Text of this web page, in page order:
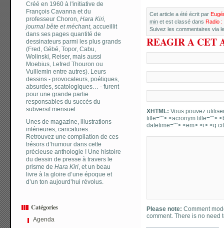
Créé en 1960 à l'initiative de
François Cavanna et du
professeur Choron, Hara Kiri,
journal bête et méchant, accueillit
dans ses pages quantité de
dessinateurs parmi les plus grands
(Fred, Gébé, Topor, Cabu,
Wolinski, Reiser, mais aussi
Moebius, Lefred Thouron ou
Vuillemin entre autres). Leurs
dessins - provocateurs, poétiques,
absurdes, scatologiques… - furent
pour une grande partie
responsables du succès du
subversif mensuel.
Unes de magazine, illustrations
intérieures, caricatures…
Retrouvez une compilation de ces
trésors d’humour dans cette
précieuse anthologie ! Une histoire
du dessin de presse à travers le
prisme de Hara Kiri, et un beau
livre à la gloire d’une époque et
d’un ton aujourd’hui révolus.
Catégories
Agenda
Cet article a été écrit par
min et est classé dans Radio :
Suivez les commentaires via
REAGIR A CET
XHTML: Vous pouvez
title=""> <acronym title="">
datetime=""> <em> <i> <q
Please note: Comment
comment. There is no need